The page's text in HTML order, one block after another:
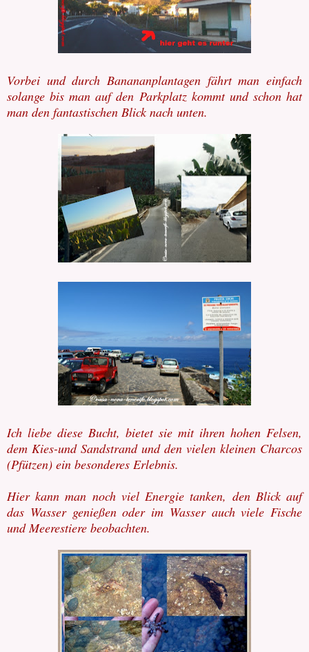
Vorbei und durch Banananplantagen fährt man einfach
solange bis man auf den Parkplatz kommt und schon hat
man den fantastischen Blick nach unten.
Ich liebe diese Bucht, bietet sie mit ihren hohen Felsen,
dem Kies-und Sandstrand und den vielen kleinen Charcos
(Pfützen) ein besonderes Erlebnis.
Hier kann man noch viel Energie tanken, den Blick auf
das Wasser genießen oder im Wasser auch viele Fische
und Meerestiere beobachten.